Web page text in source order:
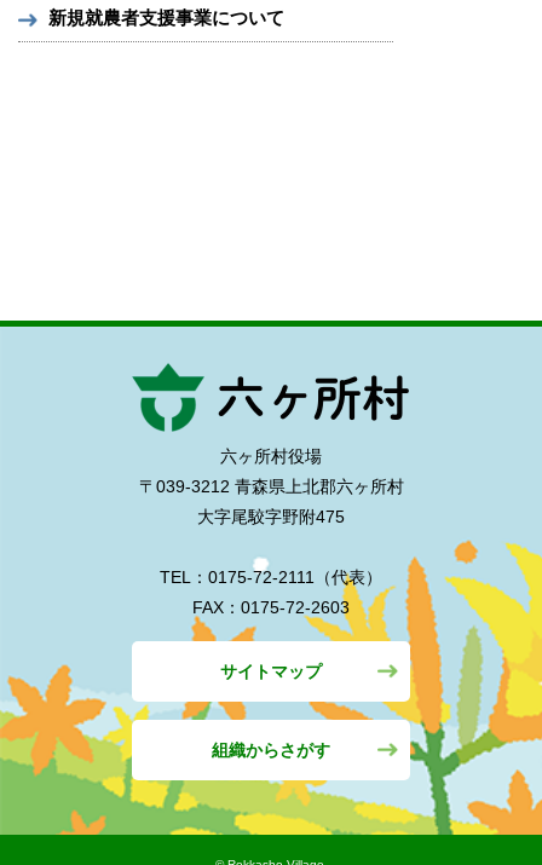
新規就農者支援事業について
六ヶ所村役場
〒039-3212 青森県上北郡六ヶ所村
大字尾駮字野附475
TEL：0175-72-2111（代表）
FAX：0175-72-2603
サイトマップ
組織からさがす